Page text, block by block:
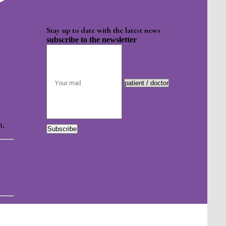
Stay up to date with the latest news
subscribe to the newsletter
Subscribe